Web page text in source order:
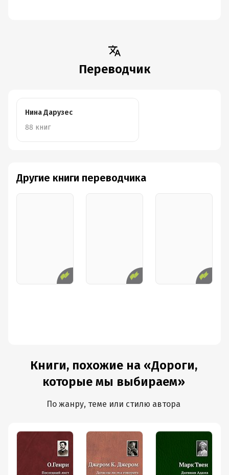
Переводчик
Нина Дарузес
88 книг
Другие книги переводчика
Книги, похожие на «Дороги,
которые мы выбираем»
По жанру, теме или стилю автора